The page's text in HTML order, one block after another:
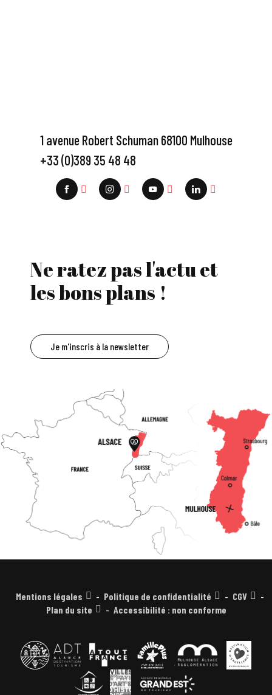
1 avenue Robert Schuman 68100 Mulhouse
+33 (0)389 35 48 48
Ne ratez pas l'actu et
les bons plans !
Je m'inscris à la newsletter
Mentions légales Politique de confidentialité
CGV
Plan du site
Accessibilité : non conforme